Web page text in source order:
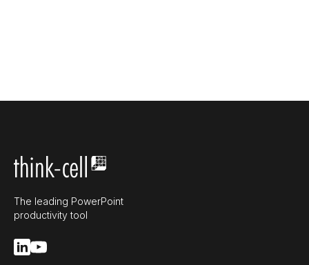
The leading PowerPoint
productivity tool